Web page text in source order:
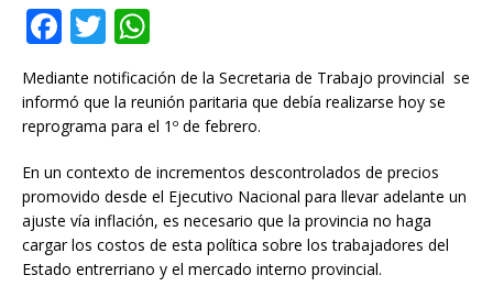
F
a
c
e
b
o
o
k
T
w
it
te
r
h
at
s
A
p
p
Mediante notificación de la Secretaria de Trabajo provincial se
informó que la reunión paritaria que debía realizarse hoy se
reprograma para el 1º de febrero.
En un contexto de incrementos descontrolados de precios
promovido desde el Ejecutivo Nacional para llevar adelante un
ajuste vía inflación, es necesario que la provincia no haga
cargar los costos de esta política sobre los trabajadores del
Estado entrerriano y el mercado interno provincial.